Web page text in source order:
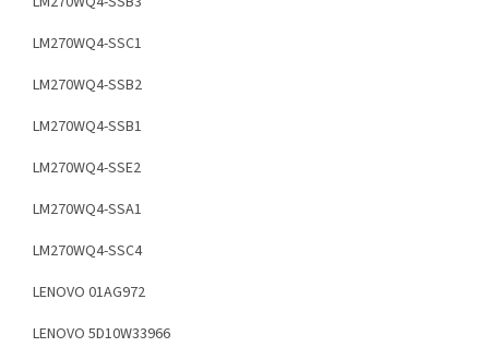
LM270WQ4-SSC1
LM270WQ4-SSB2
LM270WQ4-SSB1
LM270WQ4-SSE2
LM270WQ4-SSA1
LM270WQ4-SSC4
LENOVO 01AG972
LENOVO 5D10W33966